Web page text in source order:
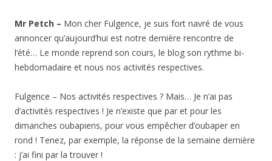
Mr Petch – Mon cher Fulgence, je suis fort navré de vous
annoncer qu’aujourd’hui est notre dernière rencontre de
l’été… Le monde reprend son cours, le blog son rythme bi-
hebdomadaire et nous nos activités respectives.
Fulgence – Nos activités respectives ? Mais… Je n’ai pas
d’activités respectives ! Je n’existe que par et pour les
dimanches oubapiens, pour vous empêcher d’oubaper en
rond ! Tenez, par exemple, la réponse de la semaine dernière
: j’ai fini par la trouver !